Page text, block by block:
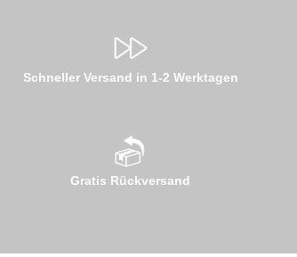
Schneller Versand in 1-2 Werktagen
Gratis Rückversand